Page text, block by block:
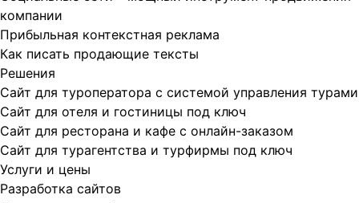
компании
Прибыльная контекстная реклама
Как писать продающие тексты
Решения
Сайт для туроператора с системой управления турами
Сайт для отеля и гостиницы под ключ
Сайт для ресторана и кафе с онлайн-заказом
Сайт для турагентства и турфирмы под ключ
Услуги и цены
Разработка сайтов